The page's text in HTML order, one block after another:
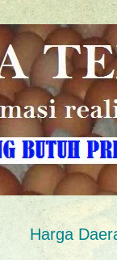
Harga